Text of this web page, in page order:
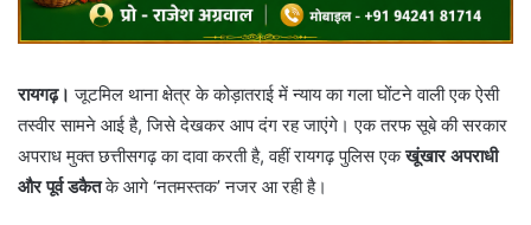
रायगढ़। जूटमिल थाना क्षेत्र के कोड़ातराई में न्याय का गला घोंटने वाली एक ऐसी
तस्वीर सामने आई है, जिसे देखकर आप दंग रह जाएंगे। एक तरफ सूबे की सरकार
अपराध मुक्त छत्तीसगढ़ का दावा करती है, वहीं रायगढ़ पुलिस एकखूंखार अपराधी
और पूर्व डकैतके आगे ‘नतमस्तक’ नजर आ रही है।